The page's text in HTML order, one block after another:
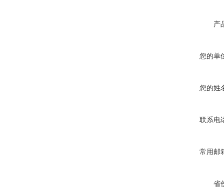
产
您的单
您的姓
联系电
常用邮
省